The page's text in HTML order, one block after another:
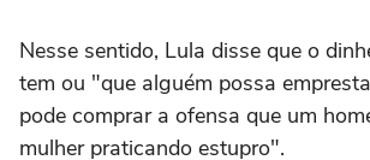
Nesse sentido, Lula disse que o
tem ou "que alguém possa
pode comprar a ofensa que um
mulher praticando estupro".